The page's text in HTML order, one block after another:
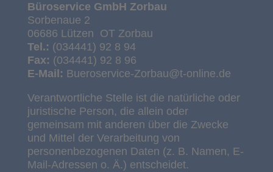
Büroservice GmbH Zorbau
Sorbenaue 2
06686 Lützen OT Zorbau
Tel.: (034441) 92 8 94
Fax: (034441) 92 8 96
E-Mail: Bueroservice-Zorbau@t-online.de
Verantwortliche Stelle ist die natürliche oder
juristische Person, die allein oder
gemeinsam mit anderen über die Zwecke
und Mittel der Verarbeitung von
personenbezogenen Daten (z. B. Namen, E-
Mail-Adressen o. Ä.) entscheidet.